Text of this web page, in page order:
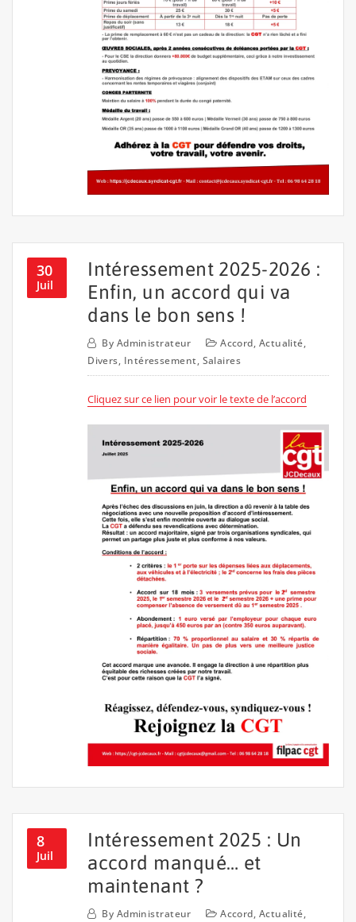
30
Juil
Intéressement 2025-2026 :
Enfin, un accord qui va
dans le bon sens !
By Administrateur Accord, Actualité,
Divers, Intéressement, Salaires
Cliquez sur ce lien pour voir le texte de l’accord
8
Juil
Intéressement 2025 : Un
accord manqué… et
maintenant ?
By Administrateur Accord, Actualité,